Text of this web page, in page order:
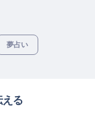
夢占い
る